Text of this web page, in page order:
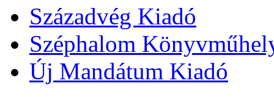
Századvég Kiadó
Széphalom
Új Mandátum Kiadó